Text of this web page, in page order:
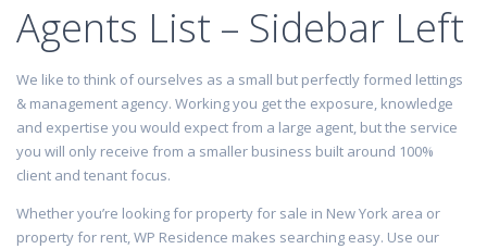
Agents List – Sidebar Left
We like to think of ourselves as a small but perfectly formed lettings
& management agency. Working you get the exposure, knowledge
and expertise you would expect from a large agent, but the service
you will only receive from a smaller business built around 100%
client and tenant focus.
Whether you’re looking for property for sale in New York area or
property for rent, WP Residence makes searching easy. Use our